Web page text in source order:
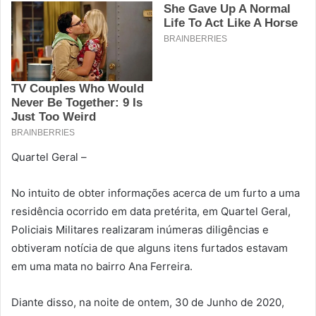
Quartel Geral –
No intuito de obter informações acerca de um furto a uma
residência ocorrido em data pretérita, em Quartel Geral,
Policiais Militares realizaram inúmeras diligências e
obtiveram notícia de que alguns itens furtados estavam
em uma mata no bairro Ana Ferreira.
Diante disso, na noite de ontem, 30 de Junho de 2020,